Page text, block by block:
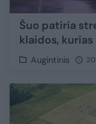
Šuo patiria
klaidos,
Augintinis